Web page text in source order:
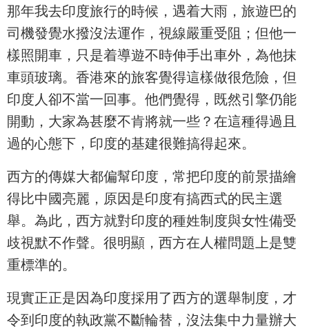
那年我去印度旅行的時候，遇着大雨，旅遊巴的
司機發覺水撥沒法運作，視線嚴重受阻；但他一
樣照開車，只是着導遊不時伸手出車外，為他抹
車頭玻璃。香港來的旅客覺得這樣做很危險，但
印度人卻不當一回事。他們覺得，既然引擎仍能
開動，大家為甚麼不肯將就一些？在這種得過且
過的心態下，印度的基建很難搞得起來。
西方的傳媒大都偏幫印度，常把印度的前景描繪
得比中國亮麗，原因是印度有搞西式的民主選
舉。為此，西方就對印度的種姓制度與女性備受
歧視默不作聲。很明顯，西方在人權問題上是雙
重標準的。
現實正正是因為印度採用了西方的選舉制度，才
令到印度的執政黨不斷輪替，沒法集中力量辦大